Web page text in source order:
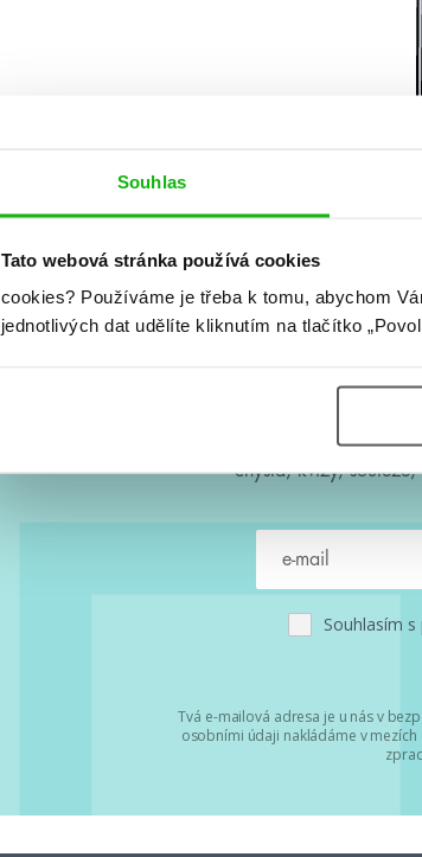
Souhlas
Tato webová stránka používá cookies
cookies? Používáme je třeba k tomu, abychom
jednotlivých dat udělíte kliknutím na tlačítko
Vše kolem #youngadult
chystá, kvízy,
Souhlasím s
Tvá e-mailová adresa je u nás v
osobními údaji nakládáme v